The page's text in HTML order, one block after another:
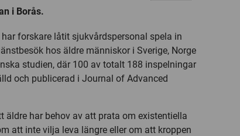
i Borås.
forskare låtit sjukvårdspersonal spela in
hos äldre människor i Sverige, Norge
studien, där 100 av totalt 188 inspelningar
och publicerad i Journal of Advanced
äldre har behov av att prata om existentiella
att inte vilja leva längre eller om att kroppen